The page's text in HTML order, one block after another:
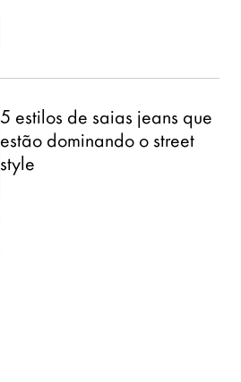
5 estilos de saias jeans que
estão dominando o street
style